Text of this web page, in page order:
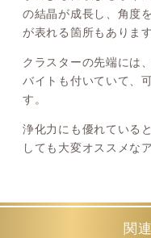
の結晶が成長し、角度
が表れる箇所もあります
クラスターの先端には
バイトも付いていて、
す。
浄化力にも優れている
しても大変オススメな
関